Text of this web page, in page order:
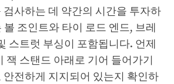
검사하는 데 약간의 시간을 투자하
조인트와 타이 로드 엔드, 브레
스트럿 부싱이 포함됩니다. 언제
잭 스탠드 아래로 기어 들어가기
안전하게 지지되어 있는지 확인하